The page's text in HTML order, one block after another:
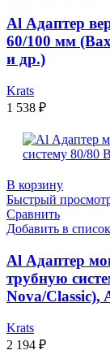
Al Адаптер
60/100 мм
и др.)
Krats
1 538 ₽
В корзину
Быстрый
Сравнить
Добавить в
Al Адаптер
трубную
Nova/Classic),
Krats
2 194 ₽